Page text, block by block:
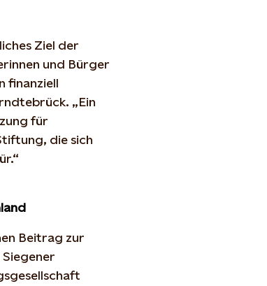
Ziel der
und Bürger
finanziell
„Ein
für
die sich
Beitrag zur